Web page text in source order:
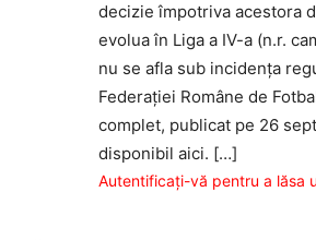
decizie împotriva acestora
evolua în Liga a IV-a (n.r.
nu se afla sub incidenţa
Federaţiei Române de
complet, publicat pe 26
disponibil aici. […]
Autentificați-vă pentru a lăsa